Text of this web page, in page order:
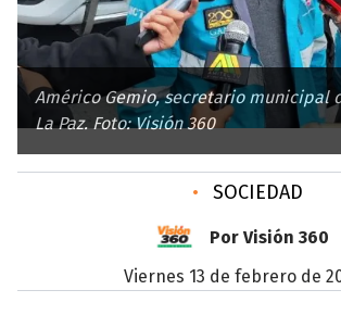
Américo Gemio, secretario municipal
La Paz. Foto: Visión 360
• SOCIEDAD
Por Visión 360
viernes 13 de febrero de